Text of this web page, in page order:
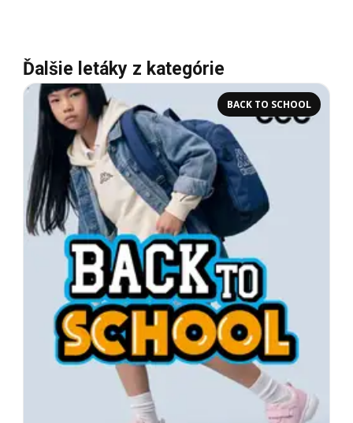
Ďalšie letáky z kategórie
BACK TO SCHOOL